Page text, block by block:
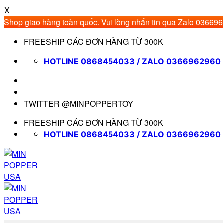
X
Shop giao hàng toàn quốc. Vui lòng nhắn tin qua Zalo
qua
FREESHIP CÁC ĐƠN HÀNG TỪ 300K
HOTLINE 0868454033 / ZALO 0366962960
TWITTER @MINPOPPERTOY
FREESHIP CÁC ĐƠN HÀNG TỪ 300K
HOTLINE 0868454033 / ZALO 0366962960